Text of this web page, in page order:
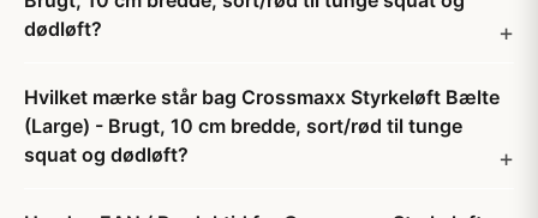
dødløft?
Hvilket mærke står bag Crossmaxx Styrkeløft Bælte
(Large) - Brugt, 10 cm bredde, sort/rød til tunge
squat og dødløft?